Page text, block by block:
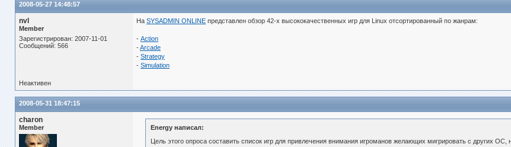
2008-05-27 14:48:57
nvl
Member
Зарегистрирован: 2007-11-01
Сообщений: 566
На SYSADMIN ONLINE представлен обзор 42-х высококачественных игр для Linux отсортированный по жанрам:
- Action
-Arcade
- Strategy
- Simulation
Неактивен
2008-05-31 18:47:15
charon
Member
Energy написал:
Цель этого опроса составить список игр для привлечения внимания игроманов желающих мигрировать с других ОС,